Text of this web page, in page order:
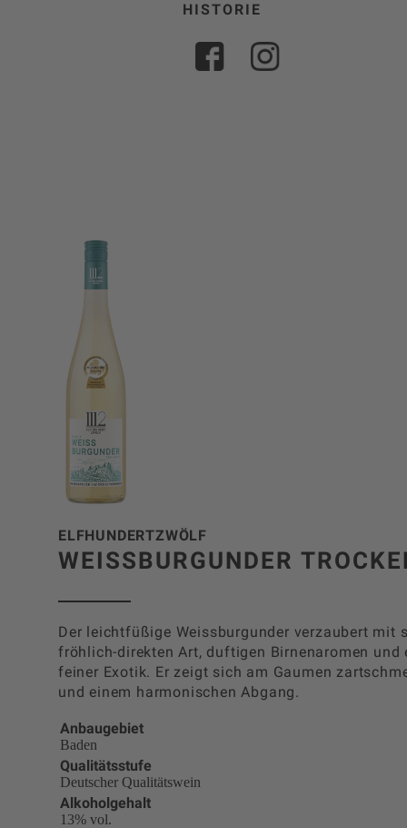
HISTORIE
ELFHUNDERTZWÖLF
WEISSBURGUNDER
Der leichtfüßige Weissburgunder verzaubert mit
fröhlich-direkten Art, duftigen Birnenaromen und
feiner Exotik. Er zeigt sich am Gaumen
und einem harmonischen Abgang.
Anbaugebiet
Baden
Qualitätsstufe
Deutscher Qualitätswein
Alkoholgehalt
13% vol.